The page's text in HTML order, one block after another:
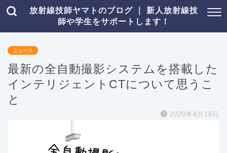
放射線技師ヤマトのブログ ｜ 新人放射線技
師や学生をサポートします！
ニュース
最新の全自動撮影システムを搭載した
インテリジェントCTについて思うこ
と
2020年4月18日